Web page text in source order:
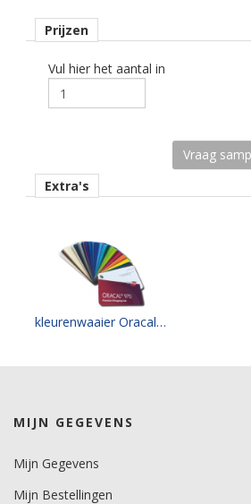
Ondergrond
gebogen.
Dikte
110 mu.
Rugpapier
Maximale krimp (mm)
Minimale aanbrengstemperatuur (°C)
15.
wit/zwart 12 jaar.
metallics 5 jaar.
Prijzen
Vul hier het aantal in
Extra's
kleurenwaaier Oracal 970-RA carwrapfolie gloss
MIJN GEGEVENS
Mijn Gegevens
Mijn Bestellingen